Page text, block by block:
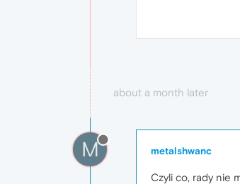
about a month later
M metalshwanc
Czyli co, rady nie